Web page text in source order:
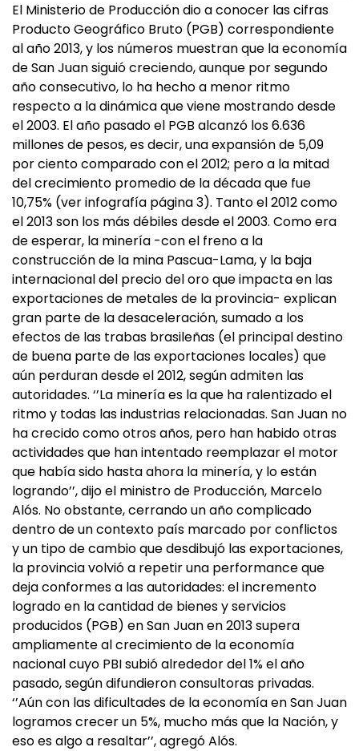
El Ministerio de Producción dio a conocer las cifras
Producto Geográfico Bruto (PGB) correspondiente
al año 2013, y los números muestran que la economía
de San Juan siguió creciendo, aunque por segundo
año consecutivo, lo ha hecho a menor ritmo
respecto a la dinámica que viene mostrando desde
el 2003. El año pasado el PGB alcanzó los 6.636
millones de pesos, es decir, una expansión de 5,09
por ciento comparado con el 2012; pero a la mitad
del crecimiento promedio de la década que fue
10,75% (ver infografía página 3). Tanto el 2012 como
el 2013 son los más débiles desde el 2003. Como era
de esperar, la minería -con el freno a la
construcción de la mina Pascua-Lama, y la baja
internacional del precio del oro que impacta en las
exportaciones de metales de la provincia- explican
gran parte de la desaceleración, sumado a los
efectos de las trabas brasileñas (el principal destino
de buena parte de las exportaciones locales) que
aún perduran desde el 2012, según admiten las
autoridades. ‘’La minería es la que ha ralentizado el
ritmo y todas las industrias relacionadas. San Juan no
ha crecido como otros años, pero han habido otras
actividades que han intentado reemplazar el motor
que había sido hasta ahora la minería, y lo están
logrando’’, dijo el ministro de Producción, Marcelo
Alós. No obstante, cerrando un año complicado
dentro de un contexto país marcado por conflictos
y un tipo de cambio que desdibujó las exportaciones,
la provincia volvió a repetir una performance que
deja conformes a las autoridades: el incremento
logrado en la cantidad de bienes y servicios
producidos (PGB) en San Juan en 2013 supera
ampliamente al crecimiento de la economía
nacional cuyo PBI subió alrededor del 1% el año
pasado, según difundieron consultoras privadas.
‘’Aún con las dificultades de la economía en San Juan
logramos crecer un 5%, mucho más que la Nación, y
eso es algo a resaltar’’, agregó Alós.